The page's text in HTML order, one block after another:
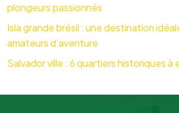
plongeurs passionnés
Isla grande brésil : une destination
amateurs d’aventure
Salvador ville : 6 quartiers historiques à